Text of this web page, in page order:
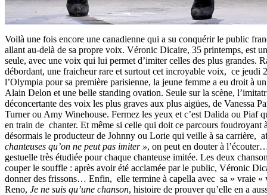
Voilà une fois encore une canadienne qui a su conquérir le public
allant au-delà de sa propre voix. Véronic Dicaire, 35 printemps, est
seule, avec une voix qui lui permet d’imiter celles des plus grandes.
débordant, une fraicheur rare et surtout cet incroyable voix, ce jeudi
l’Olympia pour sa première parisienne, la jeune femme a eu droit à
Alain Delon et une belle standing ovation. Seule sur la scène,
déconcertante des voix les plus graves aux plus aigües, de Vanessa
Turner ou Amy Winehouse. Fermez les yeux et c’est Dalida ou Piaf
en train de chanter. Et même si celle qui doit ce parcours foudroyant
désormais le producteur de Johnny ou Lorie qui veille à sa carrière,
chanteuses qu’on ne peut pas imiter », on peut en douter à
gestuelle très étudiée pour chaque chanteuse imitée. Les deux
couper le souffle : après avoir été acclamée par le public, Véronic
donner des frissons… Enfin, elle termine à capella avec sa » vraie «
Reno, Je ne suis qu’une chanson, histoire de prouver qu’elle en a